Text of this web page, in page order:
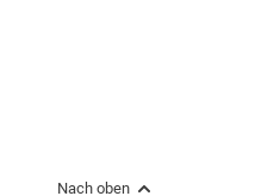
Nach oben